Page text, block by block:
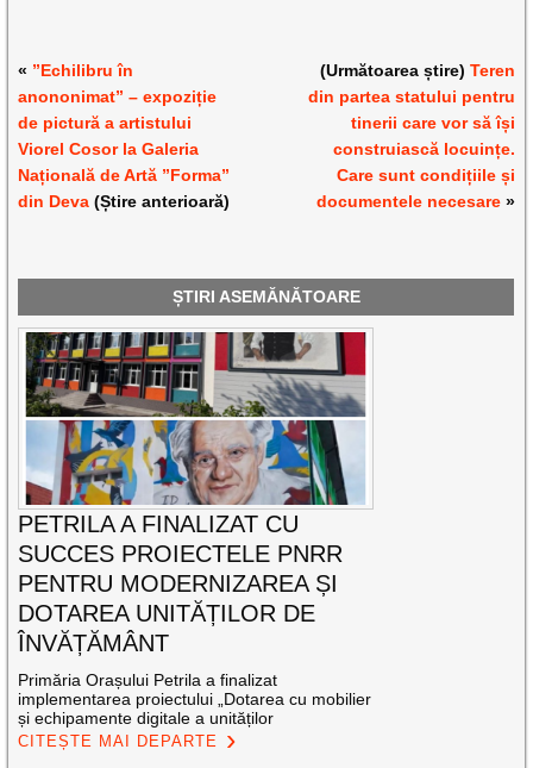
« ”Echilibru în
anononimat” – expoziție
de pictură a artistului
Viorel Cosor la Galeria
Națională de Artă ”Forma”
din Deva (Știre anterioară)
(Următoarea știre) Teren
din partea statului pentru
tinerii care vor să își
construiască locuințe.
Care sunt condițiile și
documentele necesare»
ȘTIRI ASEMĂNĂTOARE
PETRILA A FINALIZAT CU
SUCCES PROIECTELE PNRR
PENTRU MODERNIZAREA ȘI
DOTAREA UNITĂȚILOR DE
ÎNVĂȚĂMÂNT
Primăria Orașului Petrila a finalizat
implementarea proiectului „Dotarea cu mobilier
și echipamente digitale a unităților
CITEȘTE MAI DEPARTE